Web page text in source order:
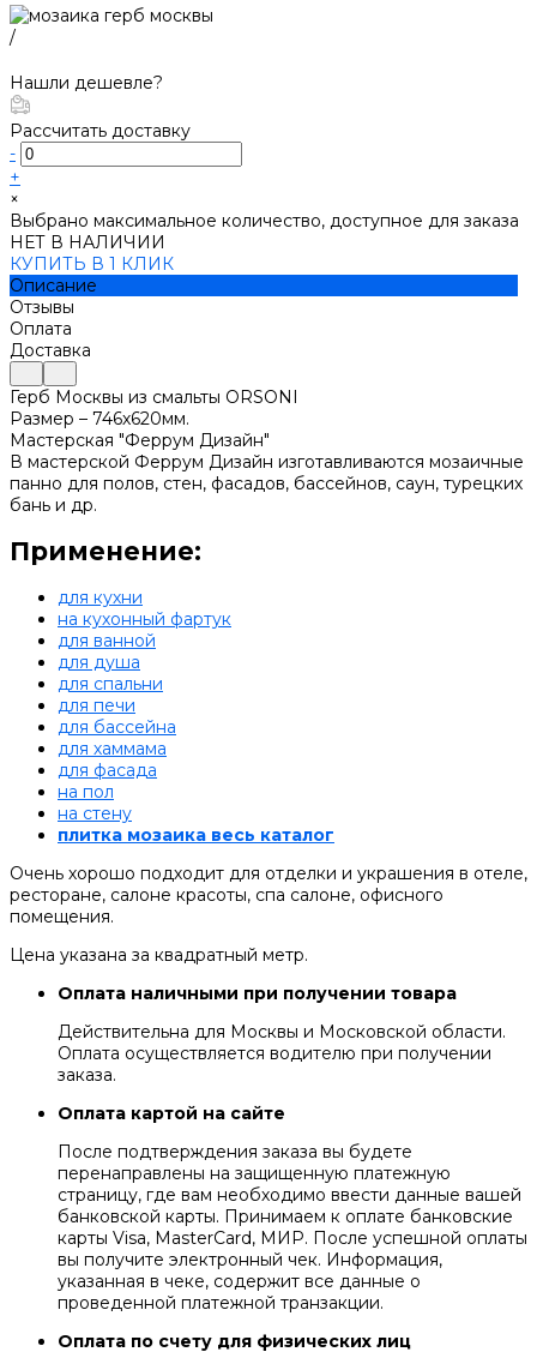
/
Нашли дешевле?
Рассчитать доставку
-
+
×
Выбрано максимальное количество, доступное для заказа
НЕТ В НАЛИЧИИ
КУПИТЬ В 1 КЛИК
Описание
Отзывы
Оплата
Доставка
Герб Москвы из смальты ORSONI
Размер – 746х620мм.
Мастерская "Феррум Дизайн"
В мастерской Феррум Дизайн изготавливаются мозаичные
панно для полов, стен, фасадов, бассейнов, саун, турецких
бань и др.
Применение:
для кухни
на кухонный фартук
для ванной
для душа
для спальни
для печи
для бассейна
для хаммама
для фасада
на пол
на стену
плитка мозаика весь каталог
Очень хорошо подходит для отделки и украшения в отеле,
ресторане, салоне красоты, спа салоне, офисного
помещения.
Цена указана за квадратный метр.
Оплата наличными при получении товара
Действительна для Москвы и Московской области.
Оплата осуществляется водителю при получении
заказа.
Оплата картой на сайте
После подтверждения заказа вы будете
перенаправлены на защищенную платежную
страницу, где вам необходимо ввести данные вашей
банковской карты. Принимаем к оплате банковские
карты Visa, MasterCard, МИР. После успешной оплаты
вы получите электронный чек. Информация,
указанная в чеке, содержит все данные о
проведенной платежной транзакции.
Оплата по счету для физических лиц